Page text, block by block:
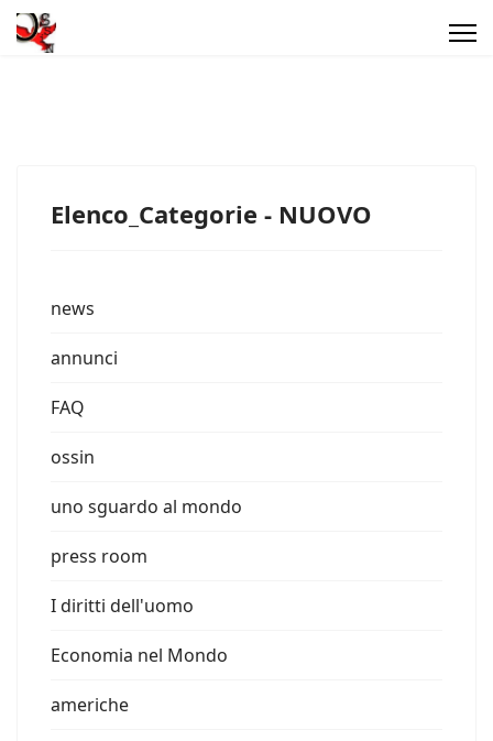
Elenco_Categorie - NUOVO
news
annunci
FAQ
ossin
uno sguardo al mondo
press room
I diritti dell'uomo
Economia nel Mondo
americhe